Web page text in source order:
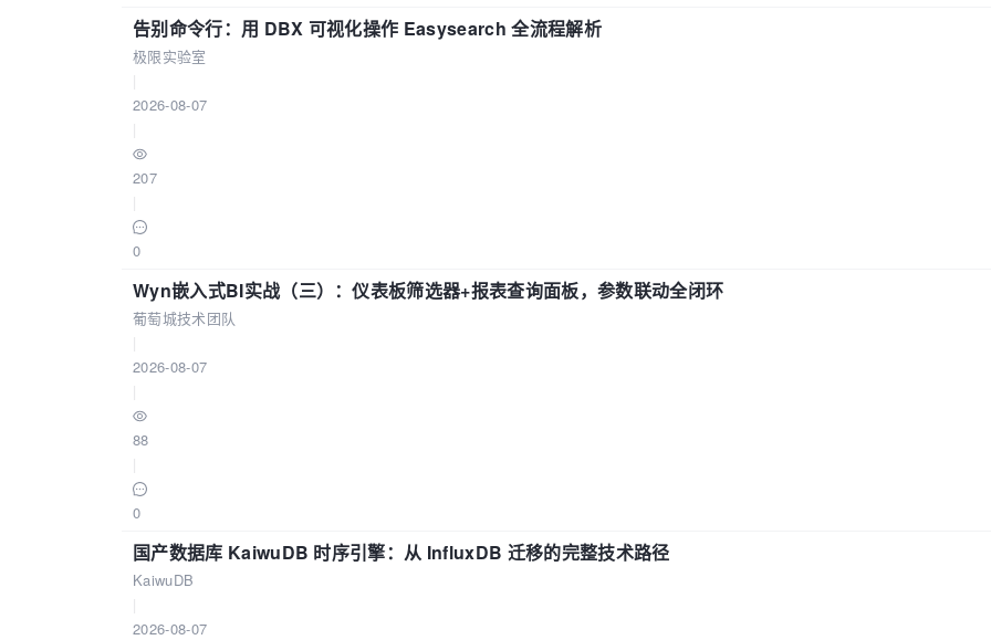
告别命令行：用 DBX 可视化操作 Easysearch 全流程解析
极限实验室
2026-08-07
207
0
Wyn嵌入式BI实战（三）：仪表板筛选器+报表查询面板，参数联动全闭环
葡萄城技术团队
2026-08-07
88
0
国产数据库 KaiwuDB 时序引擎：从 InfluxDB 迁移的完整技术路径
KaiwuDB
2026-08-07